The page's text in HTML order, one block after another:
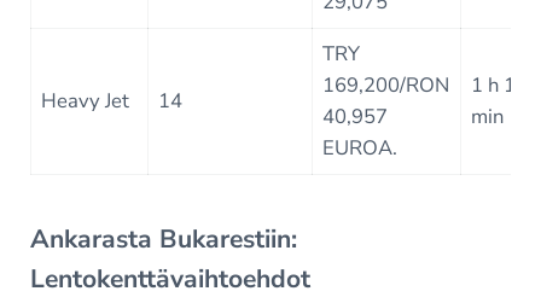
Heavy Jet 14
TRY
169,200/RON
40,957
EUROA.
1 h 12
min
Ankarasta Bukarestiin:
Lentokenttävaihtoehdot